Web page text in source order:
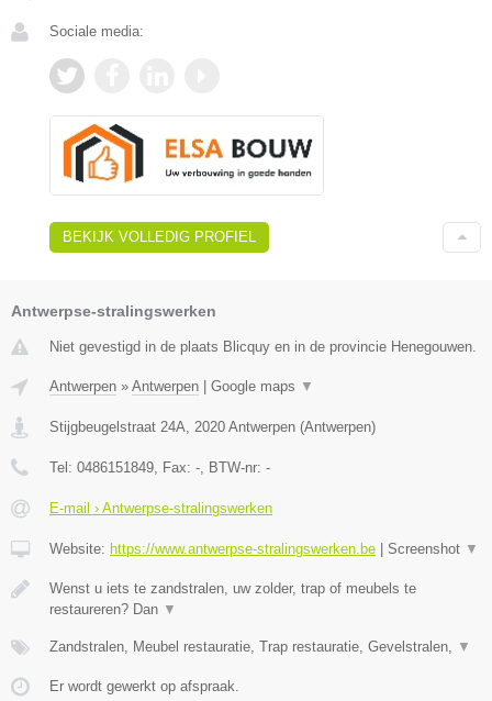
Sociale media:
BEKIJK VOLLEDIG PROFIEL
Antwerpse-stralingswerken
Niet gevestigd in de plaats Blicquy en in de provincie Henegouwen.
Antwerpen » Antwerpen Google maps ▼
Stijgbeugelstraat 24A, 2020 Antwerpen (Antwerpen)
Tel: 0486151849, Fax: -, BTW-nr: -
E-mail › Antwerpse-stralingswerken
Website: https://www.antwerpse-stralingswerken.be Screenshot ▼
Wenst u iets te zandstralen, uw zolder, trap of meubels te
restaureren? Dan ▼
Zandstralen, Meubel restauratie, Trap restauratie, Gevelstralen, ▼
Er wordt gewerkt op afspraak.